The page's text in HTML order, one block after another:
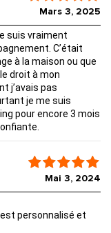
Mars 3, 2025
suis vraiment
C’était
à la maison ou que
droit à mon
j’avais pas
je me suis
pour encore 3 mois
Mai 3, 2024
personnalisé et